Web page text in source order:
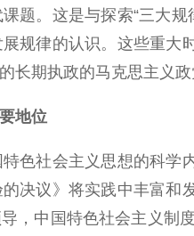
题。这是与探索“三大
规律的认识。这些重
长期执政的马克思主义
地位
社会主义思想的科学
决议》将实践中丰富和
，中国特色社会主义